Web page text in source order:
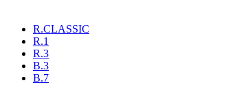
R.CLASSIC
R.1
R.3
B.3
B.7